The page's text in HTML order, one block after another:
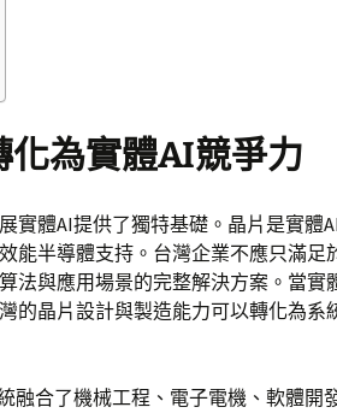
化為實體AI競爭力
實體AI提供了獨特基礎。晶片是實體
能半導體支持。台灣企業不應只滿足
法與應用場景的完整解決方案。當實
的晶片設計與製造能力可以轉化為系
融合了機械工程、電子電機、軟體開